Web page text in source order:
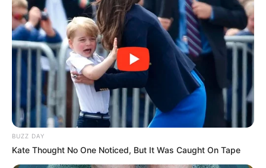
BUZZ DAY
Kate Thought No One Noticed, But It Was Caught On Tape